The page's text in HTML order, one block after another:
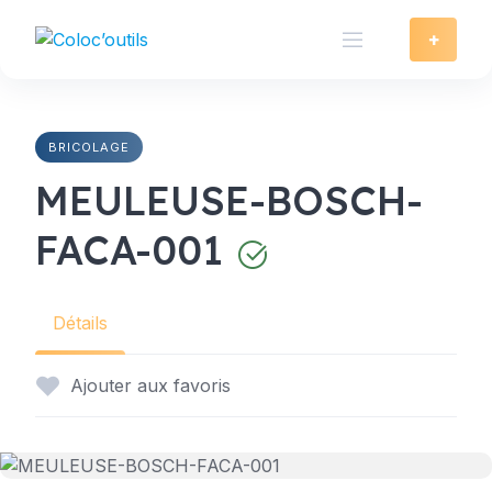
+
BRICOLAGE
MEULEUSE-BOSCH-
FACA-001
Détails
Ajouter aux favoris